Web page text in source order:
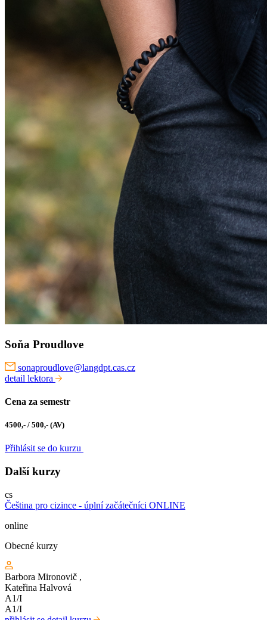
Soňa Proudlove
sonaproudlove@langdpt.cas.cz
detail lektora
Cena za semestr
4500,- / 500,- (AV)
Přihlásit se do kurzu
Další kurzy
cs
Čeština pro cizince - úplní začátečníci ONLINE
online
Obecné kurzy
Barbora Mironovič ,
Kateřina Halvová
A1/I
A1/I